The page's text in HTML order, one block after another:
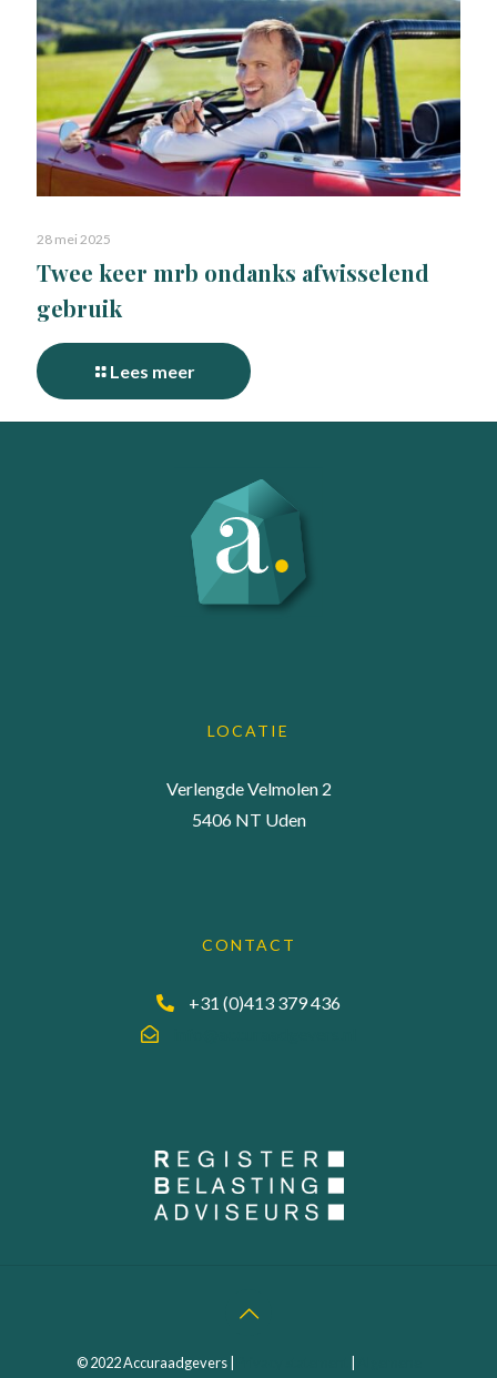
28 mei 2025
Twee keer mrb ondanks afwisselend
gebruik
Lees meer
LOCATIE
Verlengde Velmolen 2
5406 NT Uden
CONTACT
+31 (0)413 379 436
© 2022 Accuraadgevers |